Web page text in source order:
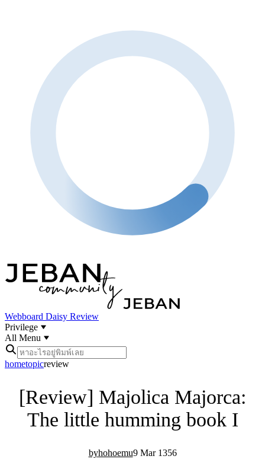
Webboard Daisy Review
Privilege
All Menu
hometopicreview
[Review] Majolica Majorca:
The little humming book I
hohoemu9 Mar 1356